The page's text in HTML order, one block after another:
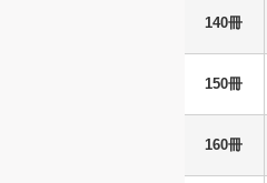
140冊
150冊
160冊